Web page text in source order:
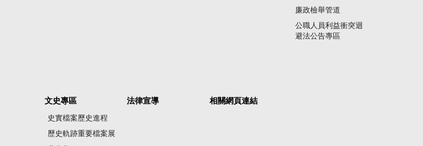
廉政檢舉管道
公職人員利益衝突迴
避法公告專區
文史專區
史實檔案歷史進程
歷史軌跡重要檔案展
法律宣導 相關網頁連結